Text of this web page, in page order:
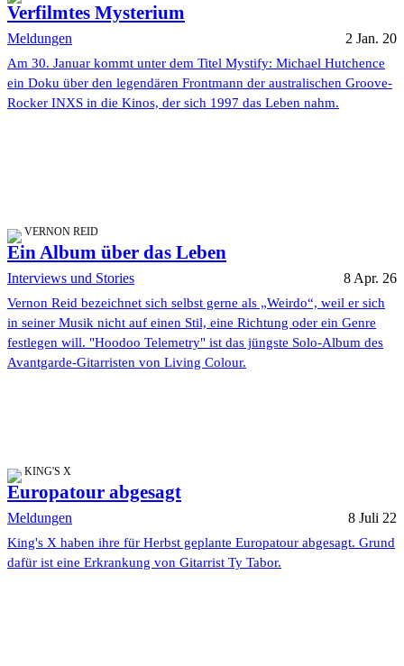
Verfilmtes Mysterium
Meldungen 2 Jan. 20
Am 30. Januar kommt unter dem Titel Mystify: Michael Hutchence
ein Doku über den legendären Frontmann der australischen Groove-
Rocker INXS in die Kinos, der sich 1997 das Leben nahm.
VERNON REID
Ein Album über das Leben
Interviews und Stories 8 Apr. 26
Vernon Reid bezeichnet sich selbst gerne als „Weirdo“, weil er sich
in seiner Musik nicht auf einen Stil, eine Richtung oder ein Genre
festlegen will. "Hoodoo Telemetry" ist das jüngste Solo-Album des
Avantgarde-Gitarristen von Living Colour.
KING'S X
Europatour abgesagt
Meldungen 8 Juli 22
King's X haben ihre für Herbst geplante Europatour abgesagt. Grund
dafür ist eine Erkrankung von Gitarrist Ty Tabor.